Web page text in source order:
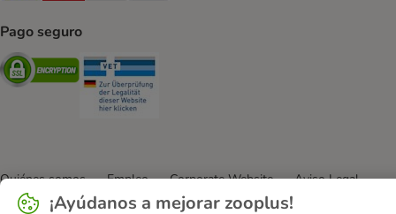
Pago seguro
Security
Quiénes somos Empleo Corporate Website
Aviso Legal
Condiciones comerciales generales
DSA
¡Ayúdanos a mejorar zooplus!